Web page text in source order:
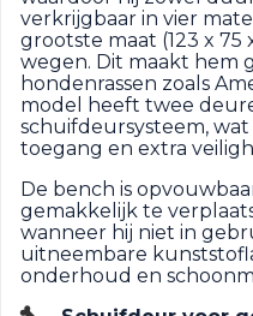
verkrijgbaar in vier
grootste maat (123 x 75
wegen. Dit maakt hem
hondenrassen zoals
model heeft twee
schuifdeursysteem,
toegang en extra
De bench is
gemakkelijk te
wanneer hij niet in
uitneembare
onderhoud en